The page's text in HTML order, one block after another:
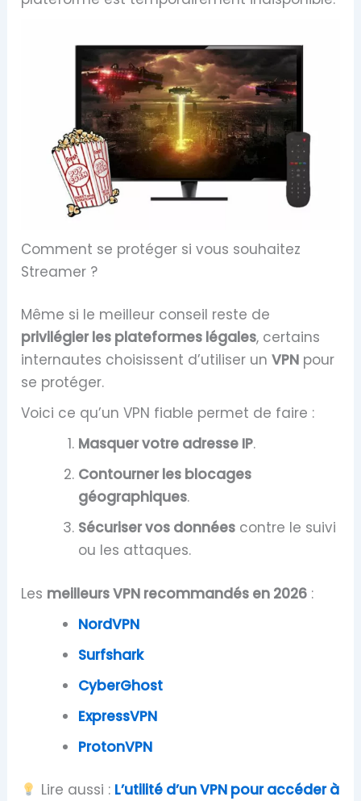
Comment se protéger si vous souhaitez
Streamer ?
Même si le meilleur conseil reste de
privilégier les plateformes légales, certains
internautes choisissent d’utiliser unVPN pour
se protéger.
Voici ce qu’un VPN fiable permet de faire :
Masquer votre adresse IP.
Contourner les blocages
géographiques.
Sécuriser vos données contre le suivi
ou les attaques.
Les meilleurs VPN recommandés en 2026 :
NordVPN
Surfshark
CyberGhost
ExpressVPN
ProtonVPN
Lire aussi : L’utilité d’un VPN pour accéder à